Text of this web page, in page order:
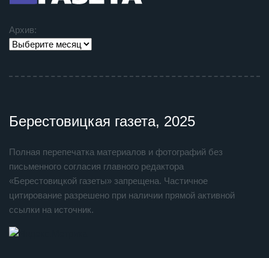
Архив:
Берестовицкая газета, 2025
Полная перепечатка материалов и фотографий без
письменного согласия главного редактора
«Берестовицкой газеты» запрещена. Частичное
цитирование разрешено при наличии прямой активной
ссылки на источник.